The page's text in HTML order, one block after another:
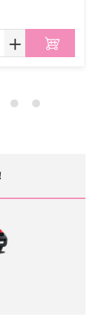
+